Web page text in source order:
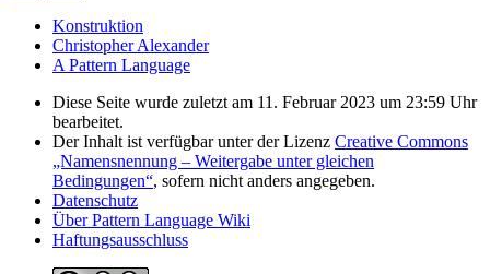
Konstruktion
Christopher Alexander
A Pattern Language
Diese Seite wurde zuletzt am 11. Februar 2023 um 23:59 Uhr
bearbeitet.
Der Inhalt ist verfügbar unter der Lizenz Creative Commons
„Namensnennung – Weitergabe unter gleichen
Bedingungen“, sofern nicht anders angegeben.
Datenschutz
Über Pattern Language Wiki
Haftungsausschluss